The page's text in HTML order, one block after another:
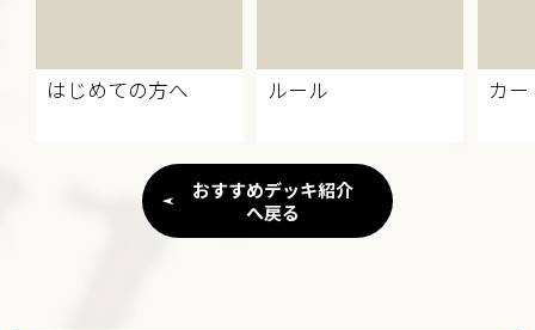
はじめての方へ ルール カ
おすすめデッキ紹介
へ戻る